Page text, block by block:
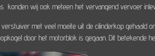
konden wij ook meteen het vervangend vervoer
met veel moeite uit de cilinderkop gehaald
door het motorblok is gegaan. Dit betekende